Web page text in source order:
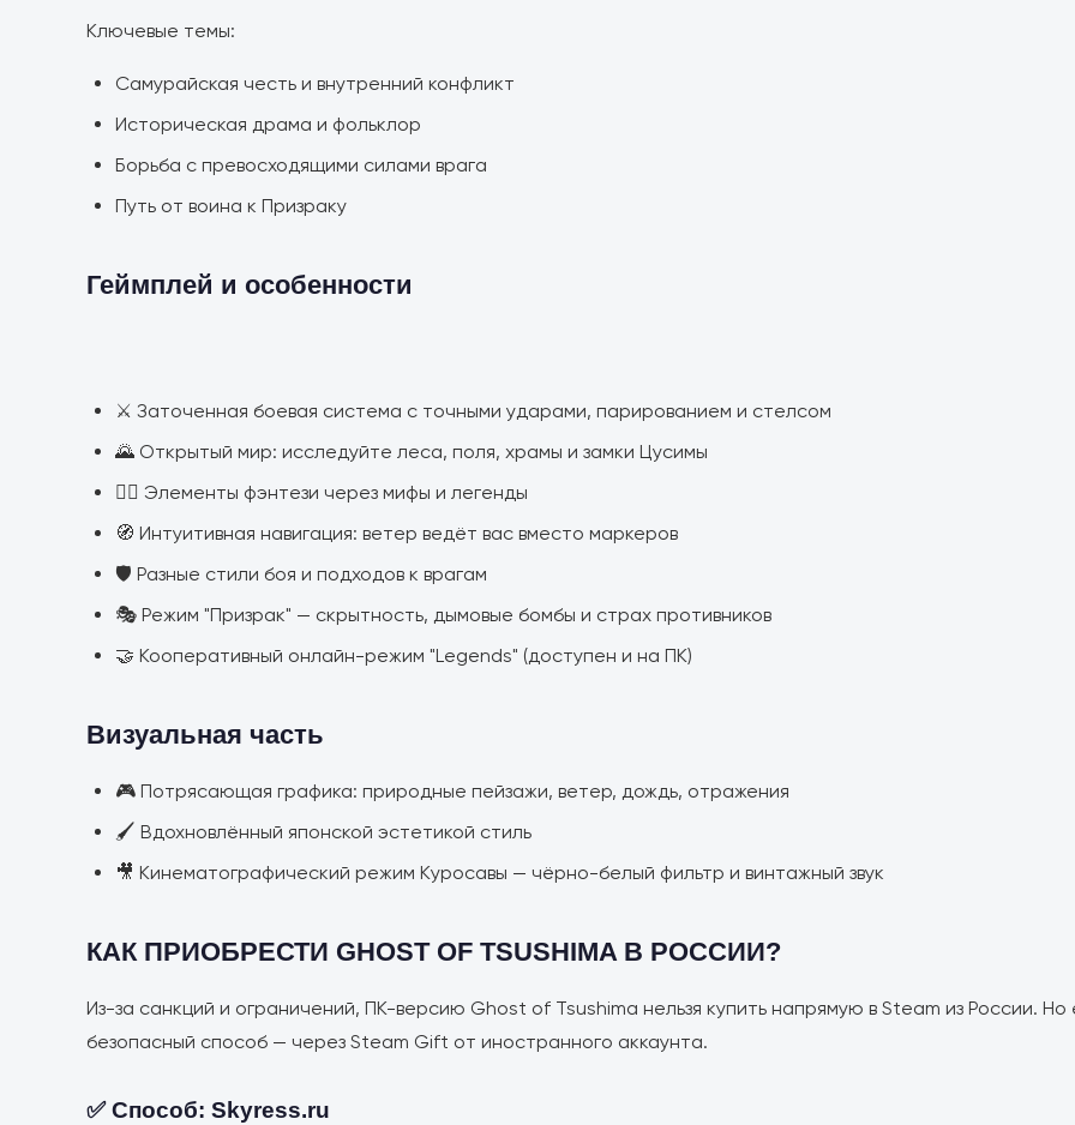
Ключевые темы:
Самурайская честь и внутренний конфликт
Историческая драма и фольклор
Борьба с превосходящими силами врага
Путь от воина к Призраку
Геймплей и особенности
⚔️ Заточенная боевая система с точными ударами, парированием и стелсом
🌄 Открытый мир: исследуйте леса, поля, храмы и замки Цусимы
🧙‍♂️ Элементы фэнтези через мифы и легенды
🧭 Интуитивная навигация: ветер ведёт вас вместо маркеров
🛡️ Разные стили боя и подходов к врагам
🎭 Режим "Призрак" — скрытность, дымовые бомбы и страх противников
🤝 Кооперативный онлайн-режим "Legends" (доступен и на ПК)
Визуальная часть
🎮 Потрясающая графика: природные пейзажи, ветер, дождь, отражения
🖌️ Вдохновлённый японской эстетикой стиль
🎥 Кинематографический режим Куросавы — чёрно-белый фильтр и винтажный звук
КАК ПРИОБРЕСТИ GHOST OF TSUSHIMA В РОССИИ?
Из-за санкций и ограничений, ПК-версию Ghost of Tsushima нельзя купить напрямую в Steam из России. Но
безопасный способ — через Steam Gift от иностранного аккаунта.
✅ Способ: Skyress.ru